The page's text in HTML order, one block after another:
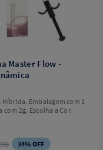
Master Flow -
Híbrida. Embalagem com 1
com 2g. Escolha a Cor.
34% OFF